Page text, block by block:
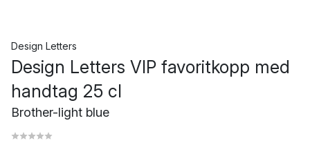
Design Letters
Design Letters VIP favoritkopp med
handtag 25 cl
Brother-light blue